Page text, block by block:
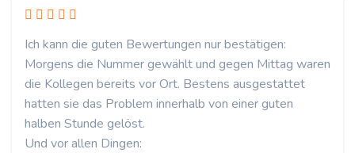
Ich kann die guten Bewertungen nur bestätigen:
Morgens die Nummer gewählt und gegen Mittag waren
die Kollegen bereits vor Ort. Bestens ausgestattet
hatten sie das Problem innerhalb von einer guten
halben Stunde gelöst.
Und vor allen Dingen: